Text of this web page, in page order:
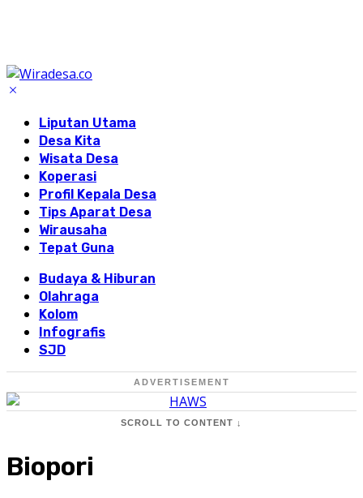
Liputan Utama
Desa Kita
Wisata Desa
Koperasi
Profil Kepala Desa
Tips Aparat Desa
Wirausaha
Tepat Guna
Budaya & Hiburan
Olahraga
Kolom
Infografis
SJD
ADVERTISEMENT
SCROLL TO CONTENT ↓
Biopori